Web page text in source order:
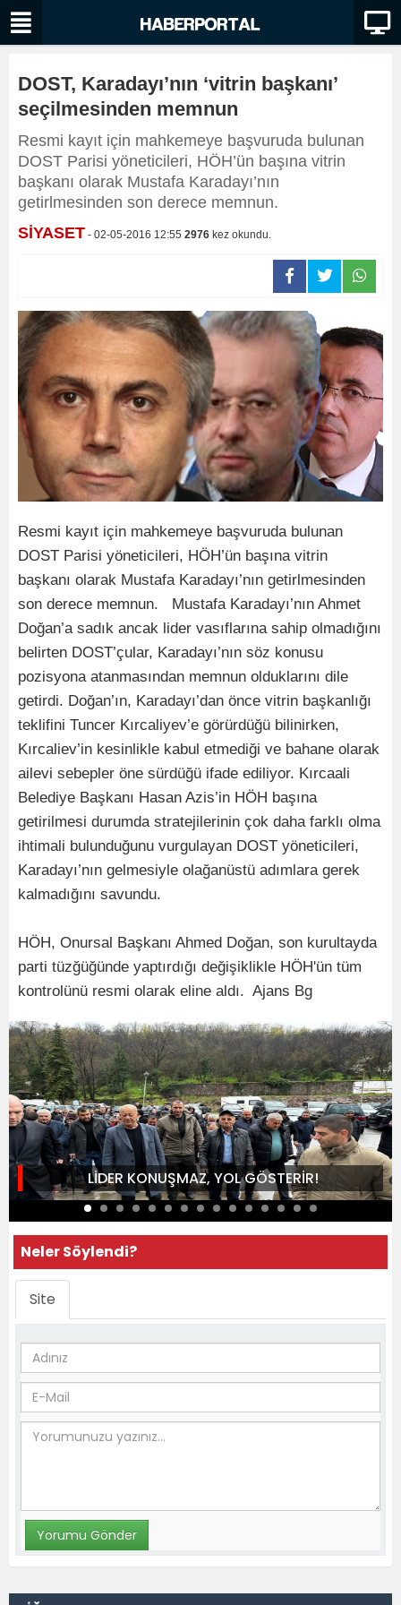
DOST, Karadayı’nın ‘vitrin başkanı’
seçilmesinden memnun
Resmi kayıt için mahkemeye başvuruda bulunan
DOST Parisi yöneticileri, HÖH’ün başına vitrin
başkanı olarak Mustafa Karadayı’nın
getirlmesinden son derece memnun.
SİYASET - 02-05-2016 12:55 2976 kez okundu.
Resmi kayıt için mahkemeye başvuruda bulunan
DOST Parisi yöneticileri, HÖH’ün başına vitrin
başkanı olarak Mustafa Karadayı’nın getirlmesinden
son derece memnun. Mustafa Karadayı’nın Ahmet
Doğan’a sadık ancak lider vasıflarına sahip olmadığını
belirten DOST’çular, Karadayı’nın söz konusu
pozisyona atanmasından memnun olduklarını dile
getirdi. Doğan’ın, Karadayı’dan önce vitrin başkanlığı
teklifini Tuncer Kırcaliyev’e görürdüğü bilinirken,
Kırcaliev’in kesinlikle kabul etmediği ve bahane olarak
ailevi sebepler öne sürdüğü ifade ediliyor. Kırcaali
Belediye Başkanı Hasan Azis’in HÖH başına
getirilmesi durumda stratejilerinin çok daha farklı olma
ihtimali bulunduğunu vurgulayan DOST yöneticileri,
Karadayı’nın gelmesiyle olağanüstü adımlara gerek
kalmadığını savundu.
HÖH, Onursal Başkanı Ahmed Doğan, son kurultayda
parti tüzğüğünde yaptırdığı değişiklikle HÖH'ün tüm
kontrolünü resmi olarak eline aldı. Ajans Bg
LİDER KONUŞMAZ, YOL GÖSTERİR!
Neler Söylendi?
Site